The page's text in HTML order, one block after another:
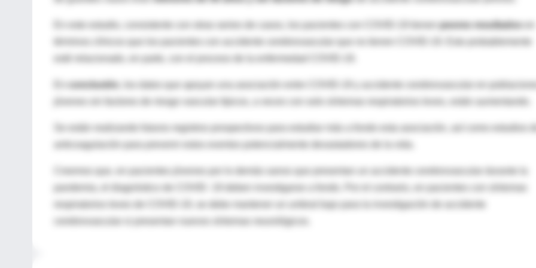
peores resultados
conclusión
, los datos que apoyan una asociación entre COVID-19 y accidente cerebrovascular en poblaciones
jóvenes sin factores de riesgo vascular típicos, a veces con solo síntomas respiratorios leves, están aumentando.
Se están realizando futuros registros prospectivos para estudiar más a fondo esta asociación, así como estudios de
anticoagulación para prevenir estos eventos potencialmente devastadores de la vida.
pandemia, el diagnóstico de COVID- 19 deben investigarse a fondo. Por el contrario, en pacientes con síntomas
respiratorios leves de COVID-19, se debe mantener un umbral bajo para la investigación de accidente
cerebrovascular si presentan nuevos síntomas neurológicos.